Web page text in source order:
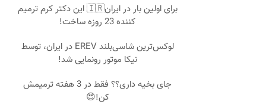
برای اولین بار در ایران🇮🇷 این دکتر کرم ترمیم
کننده 23 روزه ساخت!
لوکس‌ترین شاسی‌بلند EREV در ایران، توسط
نیکا موتور رونمایی شد!
جای بخیه داری؟؟ فقط در 3 هفته ترمیمش
کن!😍